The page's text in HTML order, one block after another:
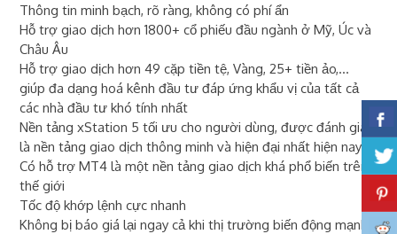
Thông tin minh bạch, rõ ràng, không có phí ẩn
Hỗ trợ giao dịch hơn 1800+ cổ phiếu đầu ngành ở Mỹ, Úc và
Châu Âu
Hỗ trợ giao dịch hơn 49 cặp tiền tệ, Vàng, 25+ tiền ảo,...
giúp đa dạng hoá kênh đầu tư đáp ứng khẩu vị của tất cả
các nhà đầu tư khó tính nhất
Nền tảng xStation 5 tối ưu cho người dùng, được đánh giá
là nền tảng giao dịch thông minh và hiện đại nhất hiện nay
Có hỗ trợ MT4 là một nền tảng giao dịch khá phổ biến trên
thế giới
Tốc độ khớp lệnh cực nhanh
Không bị báo giá lại ngay cả khi thị trường biến động mạnh